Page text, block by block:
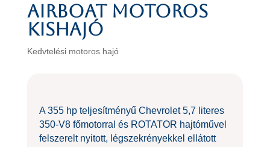
AIRBOAT motoros
kishajó
Kedvtelési motoros hajó
A 355 hp teljesítményű Chevrolet 5,7 literes
350-V8 főmotorral és ROTATOR hajtóművel
felszerelt nyitott, légszekrényekkel ellátott